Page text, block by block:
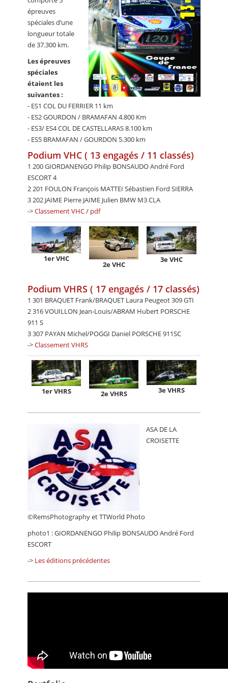
épreuves
spéciales d’une
longueur totale
de 37.300 km.
Les épreuves
spéciales
étaient les
suivantes :
- ES1 COL DU FERRIER 11 km
- ES2 GOURDON / BRAMAFAN 4.800 Km
- ES3/ ES4 COL DE CASTELLARAS 8.100 km
- ES5 BRAMAFAN / GOURDON 5.300 km
Podium VHC ( 13 engagés / 11 classés)
1 200 GIORDANENGO Philip BONSAUDO André Ford
ESCORT 4
2 201 FOULON François MATTEI Sébastien Ford SIERRA
3 202 JAIME Pierre JAIME Julien BMW M3 CLA
->Classement VHC/ pdf
1er VHC
2e VHC
3e VHC
Podium VHRS ( 17 engagés / 17 classés)
1 301 BRAQUET Frank/BRAQUET Laura Peugeot 309 GTI
2 316 VOUILLON Jean-Louis/ABRAM Hubert PORSCHE
911 S
3 307 PAYAN Michel/POGGI Daniel PORSCHE 911SC
->Classement VHRS
1er VHRS 2e VHRS 3e VHRS
ASA DE LA
CROISETTE
©RemsPhotography et TTWorld Photo
photo1 : GIORDANENGO Philip BONSAUDO André Ford
ESCORT
-> Les éditions précédentes